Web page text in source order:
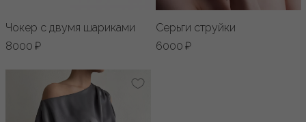
Чокер с двумя шариками
8000 ₽
Серьги струйки
6000 ₽